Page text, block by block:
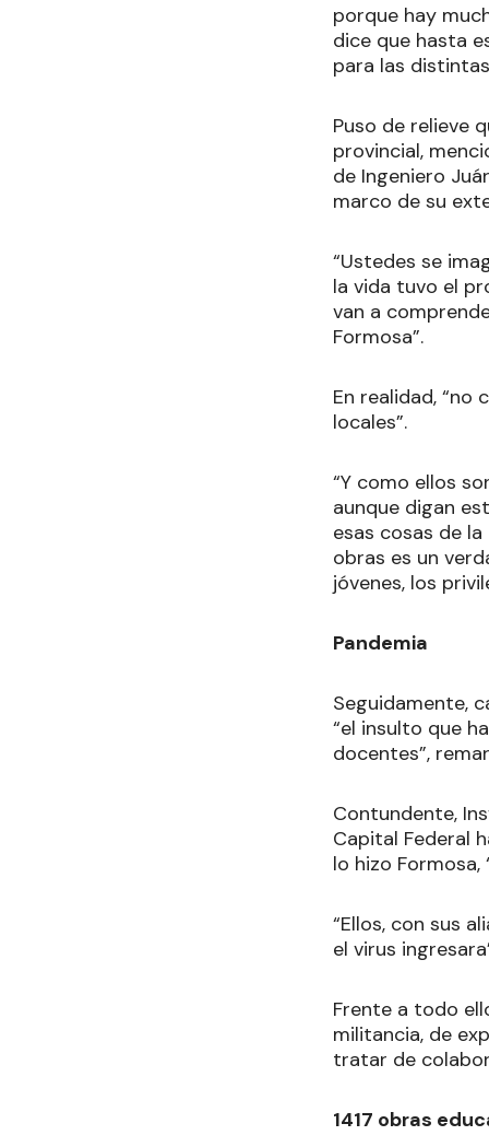
porque hay
dice que hasta
para las
Puso de relieve
provincial,
de Ingeniero
marco de su
“Ustedes se
la vida tuvo el
van a
Formosa”.
En realidad, “no
locales”.
“Y como ellos
aunque digan
esas cosas de
obras es un
jóvenes, los
Pandemia
Seguidamente,
“el insulto que
docentes”,
Contundente,
Capital Federal
lo hizo
“Ellos, con sus
el virus
Frente a todo
militancia, de
tratar de
1417 obras